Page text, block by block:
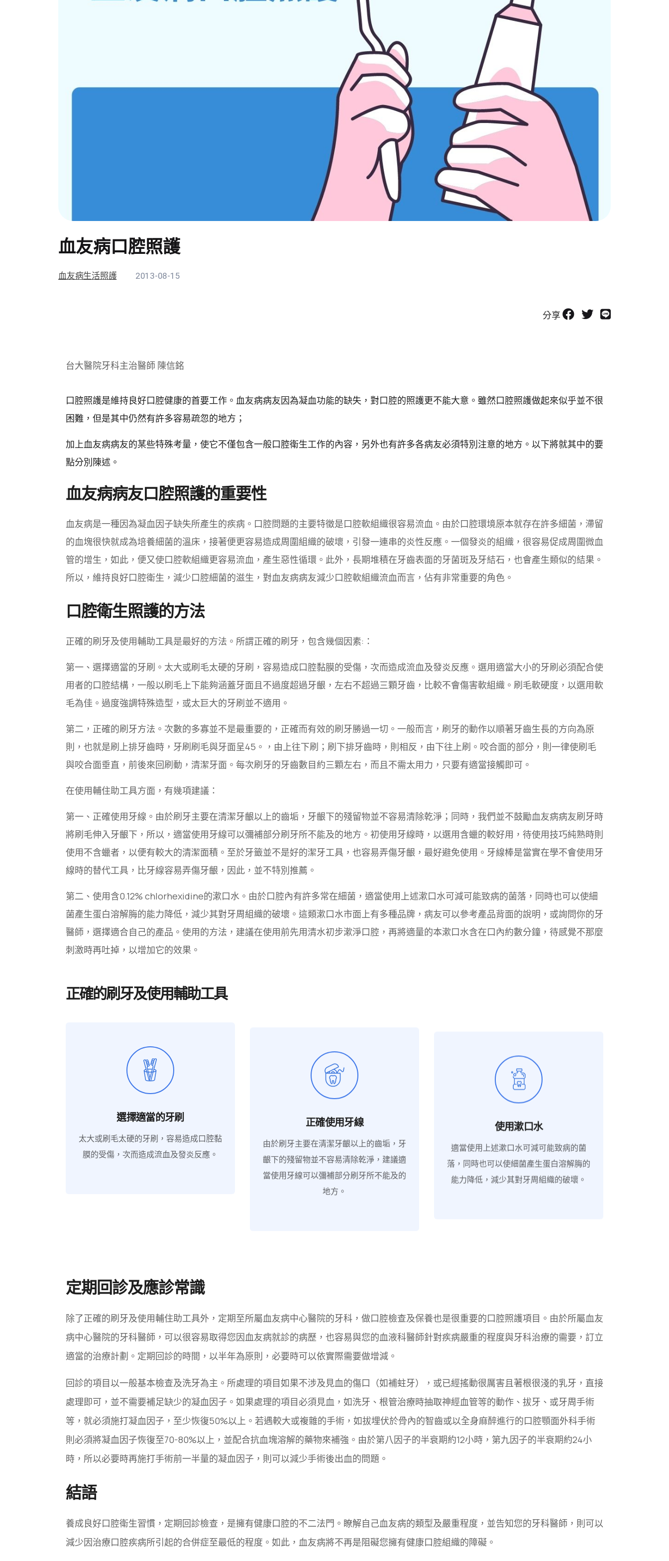
血友病口腔照護
血友病生活照護 2013-08-15
分享
台大醫院牙科主治醫師 陳信銘
口腔照護是維持良好口腔健康的首要工作。血友病病友因為凝血功能的缺失，對口腔的照護更不能大意。雖然口腔照護做起來似乎並不很
困難，但是其中仍然有許多容易疏忽的地方；
加上血友病病友的某些特殊考量，使它不僅包含一般口腔衛生工作的內容，另外也有許多各病友必須特別注意的地方。以下將就其中的要
點分別陳述。
血友病病友口腔照護的重要性
血友病是一種因為凝血因子缺失所產生的疾病。口腔問題的主要特徵是口腔軟組織很容易流血。由於口腔環境原本就存在許多細菌，滯留
的血塊很快就成為培養細菌的溫床，接著便更容易造成周圍組織的破壞，引發一連串的炎性反應。一個發炎的組織，很容易促成周圍微血
管的增生，如此，便又使口腔軟組織更容易流血，產生惡性循環。此外，長期堆積在牙齒表面的牙菌斑及牙結石，也會產生類似的結果。
所以，維持良好口腔衛生，減少口腔細菌的滋生，對血友病病友減少口腔軟組織流血而言，佔有非常重要的角色。
口腔衛生照護的方法
正確的刷牙及使用輔助工具是最好的方法。所謂正確的刷牙，包含幾個因素:：
第一、選擇適當的牙刷。太大或刷毛太硬的牙刷，容易造成口腔黏膜的受傷，次而造成流血及發炎反應。選用適當大小的牙刷必須配合使
用者的口腔結構，一般以刷毛上下能夠涵蓋牙面且不過度超過牙齦，左右不超過三顆牙齒，比較不會傷害軟組織。刷毛軟硬度，以選用軟
毛為佳。過度強調特殊造型，或太巨大的牙刷並不適用。
第二，正確的刷牙方法。次數的多寡並不是最重要的，正確而有效的刷牙勝過一切。一般而言，刷牙的動作以順著牙齒生長的方向為原
則，也就是刷上排牙齒時，牙刷刷毛與牙面呈45。，由上往下刷；刷下排牙齒時，則相反，由下往上刷。咬合面的部分，則一律使刷毛
與咬合面垂直，前後來回刷動，清潔牙面。每次刷牙的牙齒數目約三顆左右，而且不需太用力，只要有適當接觸即可。
在使用輔住助工具方面，有幾項建議：
第一、正確使用牙線。由於刷牙主要在清潔牙齦以上的齒垢，牙齦下的殘留物並不容易清除乾淨；同時，我們並不鼓勵血友病病友刷牙時
將刷毛伸入牙齦下，所以，適當使用牙線可以彌補部分刷牙所不能及的地方。初使用牙線時，以選用含蠟的較好用，待使用技巧純熟時則
使用不含蠟者，以便有較大的清潔面積。至於牙籤並不是好的潔牙工具，也容易弄傷牙齦，最好避免使用。牙線棒是當實在學不會使用牙
線時的替代工具，比牙線容易弄傷牙齦，因此，並不特別推薦。
第二、使用含0.12% chlorhexidine的漱口水。由於口腔內有許多常在細菌，適當使用上述漱口水可減可能致病的菌落，同時也可以使細
菌產生蛋白溶解脢的能力降低，減少其對牙周組織的破壞。這類漱口水市面上有多種品牌，病友可以參考產品背面的說明，或詢問你的牙
醫師，選擇適合自己的產品。使用的方法，建議在使用前先用清水初步漱淨口腔，再將適量的本漱口水含在口內約數分鐘，待感覺不那麼
刺激時再吐掉，以增加它的效果。
正確的刷牙及使用輔助工具
選擇適當的牙刷
太大或刷毛太硬的牙刷，容易造成口腔黏
膜的受傷，次而造成流血及發炎反應。
正確使用牙線
由於刷牙主要在清潔牙齦以上的齒垢，牙
齦下的殘留物並不容易清除乾淨，建議適
當使用牙線可以彌補部分刷牙所不能及的
地方。
使用漱口水
適當使用上述漱口水可減可能致病的菌
落，同時也可以使細菌產生蛋白溶解脢的
能力降低，減少其對牙周組織的破壞。
定期回診及應診常識
除了正確的刷牙及使用輔住助工具外，定期至所屬血友病中心醫院的牙科，做口腔檢查及保養也是很重要的口腔照護項目。由於所屬血友
病中心醫院的牙科醫師，可以很容易取得您因血友病就診的病歷，也容易與您的血液科醫師針對疾病嚴重的程度與牙科治療的需要，訂立
適當的治療計劃。定期回診的時間，以半年為原則，必要時可以依實際需要做增減。
回診的項目以一般基本檢查及洗牙為主。所處理的項目如果不涉及見血的傷口（如補蛀牙），或已經搖動很厲害且著根很淺的乳牙，直接
處理即可，並不需要補足缺少的凝血因子。如果處理的項目必須見血，如洗牙、根管治療時抽取神經血管等的動作、拔牙、或牙周手術
等，就必須施打凝血因子，至少恢復50%以上。若遇較大或複雜的手術，如拔埋伏於骨內的智齒或以全身麻醉進行的口腔顎面外科手術
則必須將凝血因子恢復至70-80%以上，並配合抗血塊溶解的藥物來補強。由於第八因子的半衰期約12小時，第九因子的半衰期約24小
時，所以必要時再施打手術前一半量的凝血因子，則可以減少手術後出血的問題。
結語
養成良好口腔衛生習慣，定期回診檢查，是擁有健康口腔的不二法門。瞭解自己血友病的類型及嚴重程度，並告知您的牙科醫師，則可以
減少因治療口腔疾病所引起的合併症至最低的程度。如此，血友病將不再是阻礙您擁有健康口腔組織的障礙。